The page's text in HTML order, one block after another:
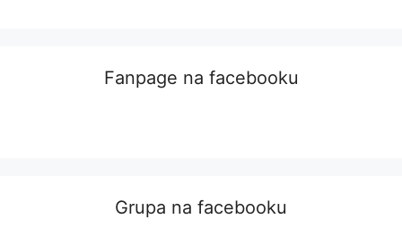
Fanpage na facebooku
Grupa na facebooku